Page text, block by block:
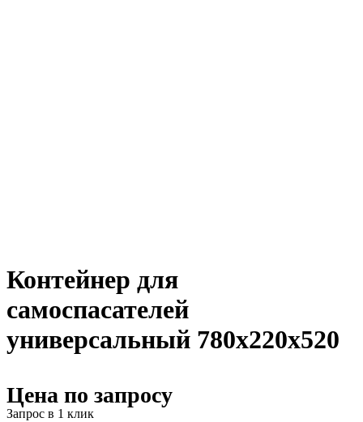
Контейнер для
самоспасателей
универсальный 780х220х520
Цена по запросу
Запрос в 1 клик